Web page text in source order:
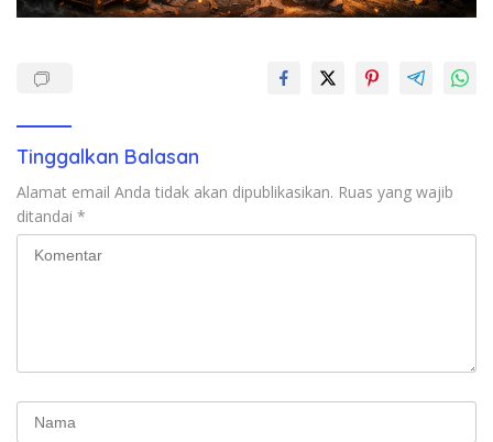
Tinggalkan Balasan
Alamat email Anda tidak akan dipublikasikan. Ruas yang wajib
ditandai *